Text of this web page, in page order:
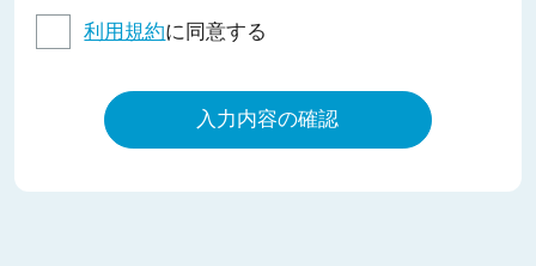
利用規約に同意する
入力内容の確認